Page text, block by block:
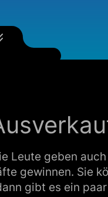
Leute geben
gewinnen. Sie
gibt es ein